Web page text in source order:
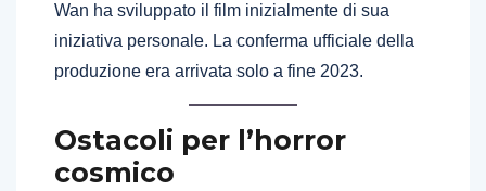
Wan ha sviluppato il film inizialmente di sua
iniziativa personale. La conferma ufficiale della
produzione era arrivata solo a fine 2023.
Ostacoli per l’horror
cosmico